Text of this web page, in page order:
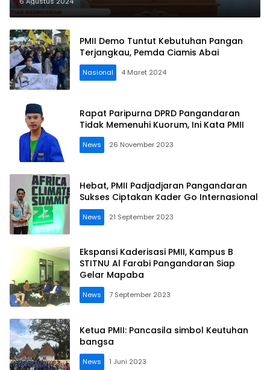
PMII Demo Tuntut Kebutuhan Pangan
Terjangkau, Pemda Ciamis Abai
Nasional 4 Maret 2024
Rapat Paripurna DPRD Pangandaran
Tidak Memenuhi Kuorum, Ini Kata PMII
News 26 November 2023
Hebat, PMII Padjadjaran Pangandaran
Sukses Ciptakan Kader Go Internasional
News 21 September 2023
Ekspansi Kaderisasi PMII, Kampus B
STITNU Al Farabi Pangandaran Siap
Gelar Mapaba
News 7 September 2023
Ketua PMII: Pancasila simbol Keutuhan
bangsa
News 1 Juni 2023